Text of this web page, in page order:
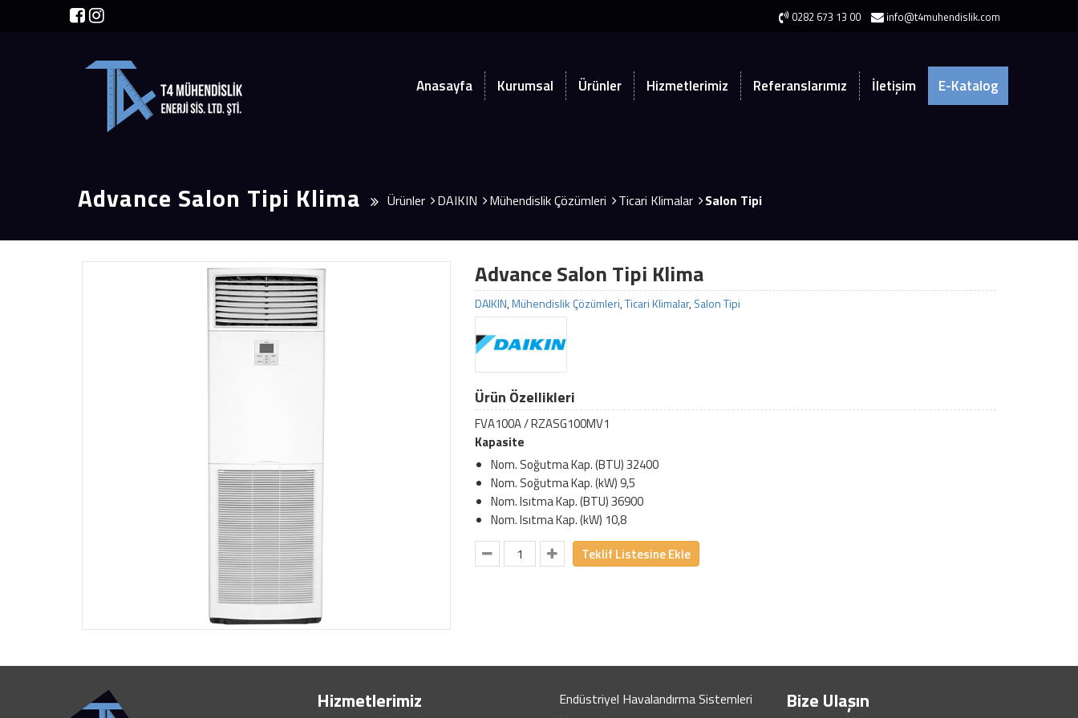
0282 673 13 00 info@t4muhendislik.com
Anasayfa Kurumsal Ürünler Hizmetlerimiz Referanslarımız İletişim E-Katalog
Advance Salon Tipi Klima Ürünler DAIKIN Mühendislik Çözümleri Ticari Klimalar Salon Tipi
Advance Salon Tipi Klima
DAIKIN,Mühendislik Çözümleri,Ticari Klimalar,Salon Tipi
Ürün Özellikleri
FVA100A / RZASG100MV1
Kapasite
Nom. Soğutma Kap. (BTU) 32400
Nom. Soğutma Kap. (kW) 9,5
Nom. Isıtma Kap. (BTU) 36900
Nom. Isıtma Kap. (kW) 10,8
Teklif Listesine Ekle
Hizmetlerimiz
Endüstriyel Havalandırma Sistemleri
Bize Ulaşın